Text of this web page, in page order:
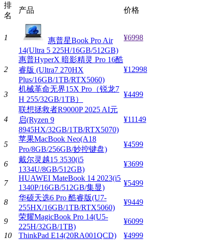
排
名
产品 价格
1
惠普星Book Pro Air
14(Ultra 5 225H/16GB/512GB)
¥6998
2
惠普HyperX 暗影精灵 Pro 16酷
睿版 (Ultra7 270HX
Plus/16GB/1TB/RTX5060)
¥12998
3
机械革命无界15X Pro（锐龙7
H 255/32GB/1TB）
¥4499
4
联想拯救者R9000P 2025 AI元
启(Ryzen 9
8945HX/32GB/1TB/RTX5070)
¥11149
5
苹果MacBook Neo(A18
Pro/8GB/256GB/妙控键盘)
¥4599
6
戴尔灵越15 3530(i5
1334U/8GB/512GB)
¥3699
7
HUAWEI MateBook 14 2023(i5
1340P/16GB/512GB/集显)
¥5499
8
华硕天选6 Pro 酷睿版(U7-
255HX/16GB/1TB/RTX5060)
¥9449
9
荣耀MagicBook Pro 14(U5-
225H/32GB/1TB)
¥6099
10
ThinkPad E14(20RA001QCD) ¥4999